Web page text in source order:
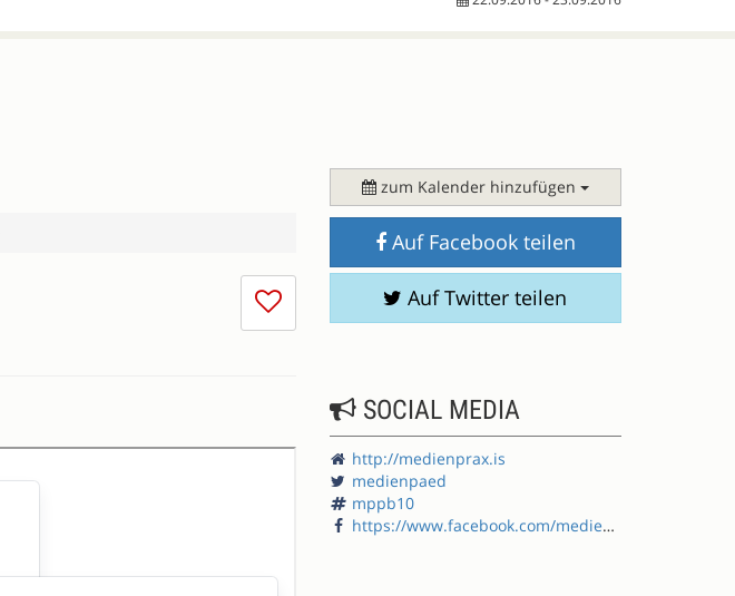
Ich
mag
nicht
zum Kalender hinzufügen
Auf Facebook teilen
Auf Twitter teilen
SOCIAL MEDIA
http://medienprax.is
medienpaed
mppb10
https://www.facebook.com/medienpaedagogik/